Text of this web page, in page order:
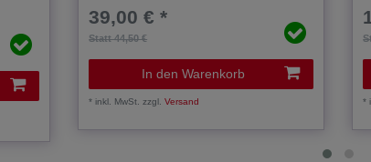
Statt 44,50 €
39,00 € *
In den Warenkorb
*inkl. MwSt. zzgl.Versand *